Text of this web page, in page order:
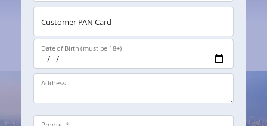
Customer PAN Card
Date of Birth (must be 18+)
Address